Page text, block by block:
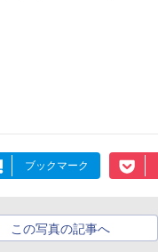
ブックマーク
この写真の記事へ